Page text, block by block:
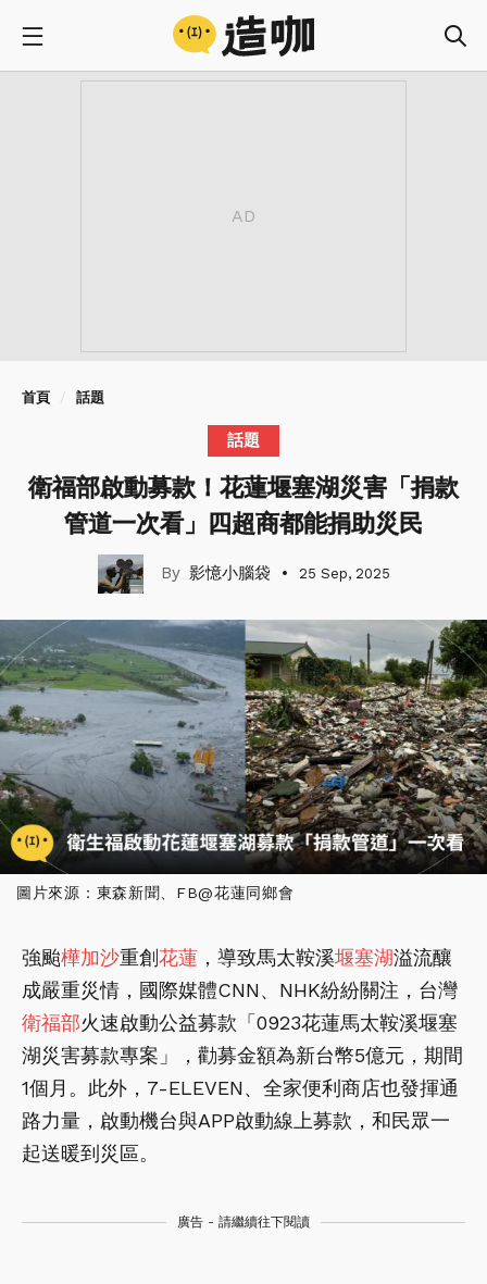
首頁 話題
話題
衛福部啟動募款！花蓮堰塞湖災害「捐款
管道一次看」四超商都能捐助災民
影憶小腦袋 25 Sep, 2025
圖片來源：東森新聞、FB@花蓮同鄉會
強颱樺加沙重創花蓮 ，導致馬太鞍溪堰塞湖溢流釀
成嚴重災情，國際媒體CNN、NHK紛紛關注，台灣
衛福部火速啟動公益募款「0923花蓮馬太鞍溪堰塞
湖災害募款專案」，勸募金額為新台幣5億元，期間
1個月。此外，7-ELEVEN、全家便利商店也發揮通
路力量，啟動機台與APP啟動線上募款，和民眾一
起送暖到災區。
廣告 - 請繼續往下閱讀